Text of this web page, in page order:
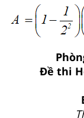
Đề thi